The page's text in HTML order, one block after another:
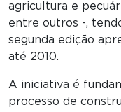
agricultura e
entre outros -,
segunda edição
até 2010.
A iniciativa é
processo de